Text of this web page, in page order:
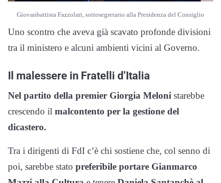
Giovanbattista Fazzolari, sottosegretario alla Presidenza del Consiglio
Uno scontro che aveva già scavato profonde divisioni
tra il ministero e alcuni ambienti vicini al Governo.
Il malessere in Fratelli d’Italia
Nel partito della premier Giorgia Meloni starebbe
crescendo il malcontento per la gestione del
dicastero.
Tra i dirigenti di FdI c’è chi sostiene che, col senno di
poi, sarebbe stato preferibile portare Gianmarco